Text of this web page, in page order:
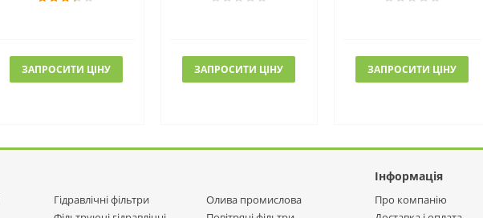
ЗАПРОСИТИ ЦІНУ ЗАПРОСИТИ ЦІНУ ЗАПРОСИТИ ЦІНУ
Інформація
Гідравлічні фільтри
Олива промислова
Про компанію